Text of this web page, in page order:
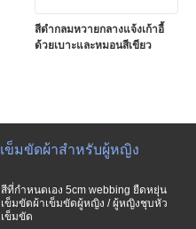
สีดำกลมหวายกลางแจ้งเก้าอี้
ด้วยเบาะและหมอนสีเขียว
เข็มขัดผ้าสำหรับผู้หญิง
สีที่กำหนดเอง 5cm webbing ยืดหยุ่น
เข็มขัดผ้าเข็มขัดผู้หญิง / ผู้หญิงชุบหัว
เข็มขัด